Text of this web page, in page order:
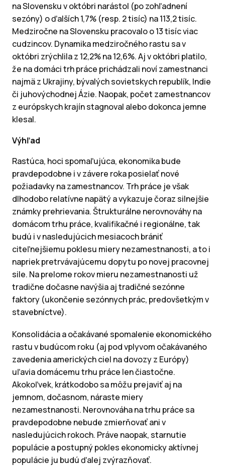
na Slovensku v októbri narástol (po zohľadnení
sezóny) o ďalších 1,7% (resp. 2 tisíc) na 113,2 tisíc.
Medziročne na Slovensku pracovalo o 13 tisíc viac
cudzincov. Dynamika medziročného rastu sa v
októbri zrýchlila z 12,2% na 12,6%. Aj v októbri platilo,
že na domáci trh práce prichádzali noví zamestnanci
najmä z Ukrajiny, bývalých sovietskych republík, Indie
či juhovýchodnej Ázie. Naopak, počet zamestnancov
z európskych krajín stagnoval alebo dokonca jemne
klesal.
Výhľad
Rastúca, hoci spomaľujúca, ekonomika bude
pravdepodobne i v závere roka posielať nové
požiadavky na zamestnancov. Trh práce je však
dlhodobo relatívne napätý a vykazuje čoraz silnejšie
známky prehrievania. Štrukturálne nerovnováhy na
domácom trhu práce, kvalifikačné i regionálne, tak
budú i v nasledujúcich mesiacoch brániť
citeľnejšiemu poklesu miery nezamestnanosti, a to i
napriek pretrvávajúcemu dopytu po novej pracovnej
sile. Na prelome rokov mieru nezamestnanosti už
tradične dočasne navýšia aj tradičné sezónne
faktory (ukončenie sezónnych prác, predovšetkým v
stavebníctve).
Konsolidácia a očakávané spomalenie ekonomického
rastu v budúcom roku (aj pod vplyvom očakávaného
zavedenia amerických ciel na dovozy z Európy)
uľavia domácemu trhu práce len čiastočne.
Akokoľvek, krátkodobo sa môžu prejaviť aj na
jemnom, dočasnom, náraste miery
nezamestnanosti. Nerovnováha na trhu práce sa
pravdepodobne nebude zmierňovať ani v
nasledujúcich rokoch. Práve naopak, starnutie
populácie a postupný pokles ekonomicky aktívnej
populácie ju budú ďalej zvýrazňovať.